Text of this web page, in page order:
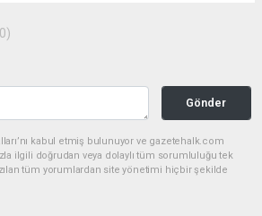
Gönder
kabul etmiş bulunuyor ve gazetehalk.com
ilgili doğrudan veya dolaylı tüm sorumluluğu tek
tüm yorumlardan site yönetimi hiçbir şekilde